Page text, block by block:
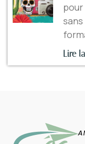
pour
Lire